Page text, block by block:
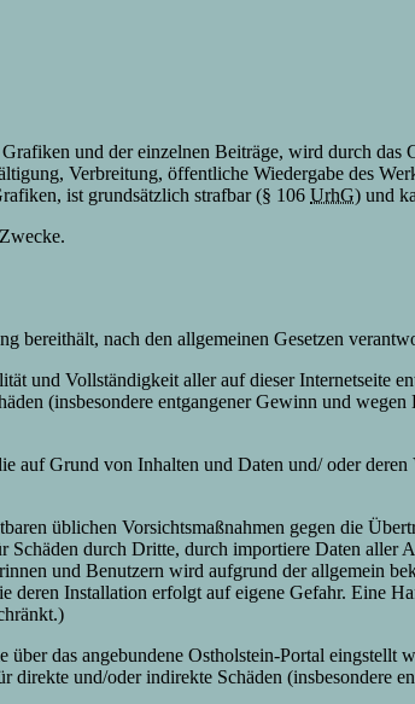
und der einzelnen Beiträge, wird durch das
Verbreitung, öffentliche Wiedergabe des
ist grundsätzlich strafbar (§ 106 UrhG) und
bereithält, nach den allgemeinen Gesetzen
und Vollständigkeit aller auf dieser Internetseite
(insbesondere entgangener Gewinn und
Grund von Inhalten und Daten und/ oder
üblichen Vorsichtsmaßnahmen gegen die
durch Dritte, durch importiere Daten aller
und Benutzern wird aufgrund der allgemein
Installation erfolgt auf eigene Gefahr. Eine
das angebundene Ostholstein-Portal eingstellt
und/oder indirekte Schäden (insbesondere